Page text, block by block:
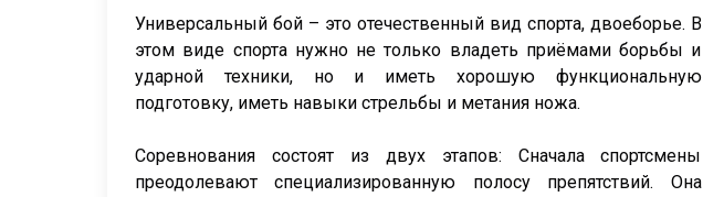
Универсальный бой – это отечественный вид спорта, двоеборье. В
этом виде спорта нужно не только владеть приёмами борьбы и
ударной техники, но и иметь хорошую функциональную
подготовку, иметь навыки стрельбы и метания ножа.
Соревнования состоят из двух этапов: Сначала спортсмены
преодолевают специализированную полосу препятствий. Она